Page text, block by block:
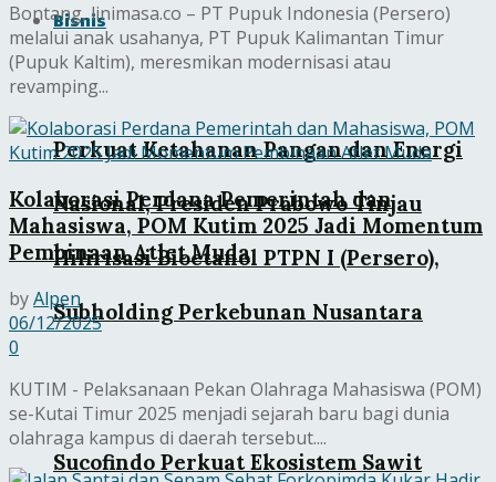
Bisnis
Perkuat Ketahanan Pangan dan Energi
Nasional, Presiden Prabowo Tinjau
Hilirisasi Bioetanol PTPN I (Persero),
Subholding Perkebunan Nusantara
Sucofindo Perkuat Ekosistem Sawit
Bontang, linimasa.co – PT Pupuk Indonesia (Persero)
melalui anak usahanya, PT Pupuk Kalimantan Timur
(Pupuk Kaltim), meresmikan modernisasi atau
revamping...
Kolaborasi Perdana Pemerintah dan
Mahasiswa, POM Kutim 2025 Jadi Momentum
Pembinaan Atlet Muda
byAlpen
06/12/2025
0
KUTIM - Pelaksanaan Pekan Olahraga Mahasiswa (POM)
se-Kutai Timur 2025 menjadi sejarah baru bagi dunia
olahraga kampus di daerah tersebut....